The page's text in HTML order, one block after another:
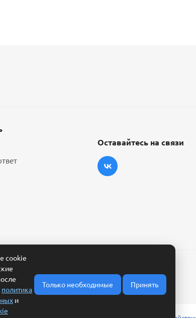
Оставайтесь на связи
cookie
политика
и
Только необходимые Принять